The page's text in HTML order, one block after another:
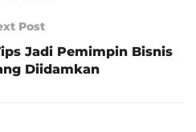
Post
Jadi Pemimpin Bisnis
Diidamkan